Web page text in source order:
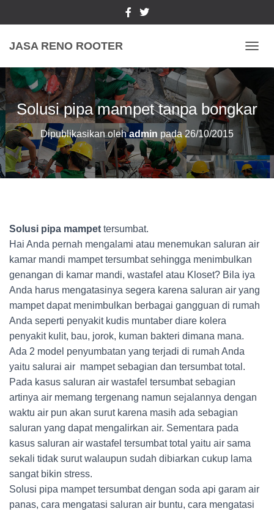
JASA RENO ROOTER
Solusi pipa mampet tanpa bongkar
Dipublikasikan olehadmin pada26/10/2015
Solusi pipa mampet tersumbat.
Hai Anda pernah mengalami atau menemukan saluran air
kamar mandi mampet tersumbat sehingga menimbulkan
genangan di kamar mandi, wastafel atau Kloset? Bila iya
Anda harus mengatasinya segera karena saluran air yang
mampet dapat menimbulkan berbagai gangguan di rumah
Anda seperti penyakit kudis muntaber diare kolera
penyakit kulit, bau, jorok, kuman bakteri dimana mana.
Ada 2 model penyumbatan yang terjadi di rumah Anda
yaitu salurai air mampet sebagian dan tersumbat total.
Pada kasus saluran air wastafel tersumbat sebagian
artinya air memang tergenang namun sejalannya dengan
waktu air pun akan surut karena masih ada sebagian
saluran yang dapat mengalirkan air. Sementara pada
kasus saluran air wastafel tersumbat total yaitu air sama
sekali tidak surut walaupun sudah dibiarkan cukup lama
sangat bikin stress.
Solusi pipa mampet tersumbat dengan soda api garam air
panas, cara mengatasi saluran air buntu, cara mengatasi